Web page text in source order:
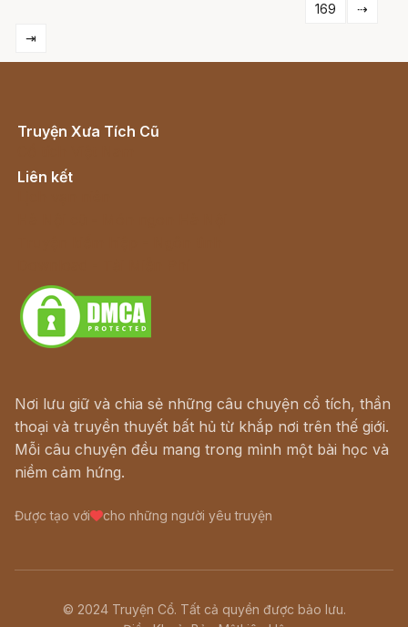
169
⇢
⇥
Truyện Xưa Tích Cũ
Liên kết
Nơi lưu giữ và chia sẻ những câu chuyện cổ tích, thần
thoại và truyền thuyết bất hủ từ khắp nơi trên thế giới.
Mỗi câu chuyện đều mang trong mình một bài học và
niềm cảm hứng.
Được tạo với cho những người yêu truyện
© 2024 Truyện Cổ. Tất cả quyền được bảo lưu.